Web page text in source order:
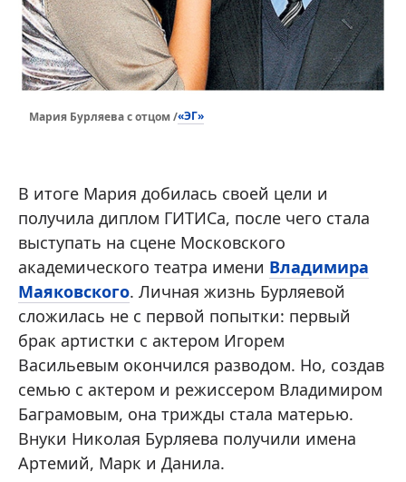
Мария Бурляева с отцом /«ЭГ»
В итоге Мария добилась своей цели и
получила диплом ГИТИСа, после чего стала
выступать на сцене Московского
академического театра имени Владимира
Маяковского. Личная жизнь Бурляевой
сложилась не с первой попытки: первый
брак артистки с актером Игорем
Васильевым окончился разводом. Но, создав
семью с актером и режиссером Владимиром
Баграмовым, она трижды стала матерью.
Внуки Николая Бурляева получили имена
Артемий, Марк и Данила.